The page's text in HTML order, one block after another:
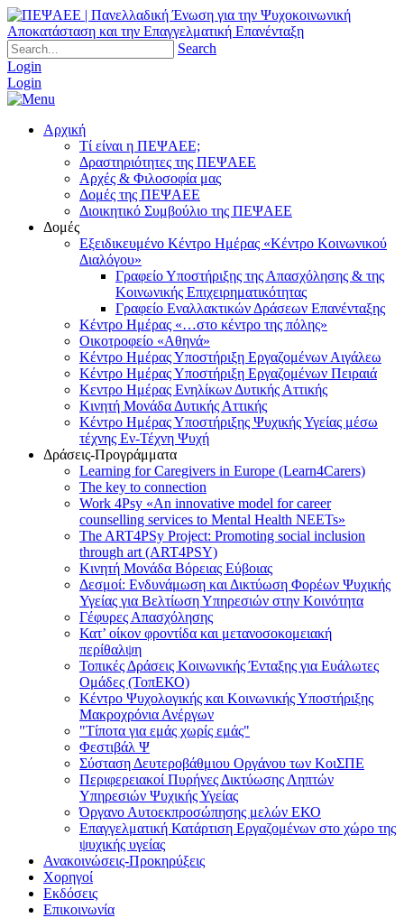
Search
Login
Login
Αρχική
Τί είναι η ΠΕΨΑΕΕ;
Δραστηριότητες της ΠΕΨΑΕΕ
Αρχές & Φιλοσοφία μας
Δομές της ΠΕΨΑΕΕ
Διοικητικό Συμβούλιο της ΠΕΨΑΕΕ
Δομές
Εξειδικευμένο Κέντρο Ημέρας «Κέντρο Κοινωνικού
Διαλόγου»
Γραφείο Υποστήριξης της Απασχόλησης & της
Κοινωνικής Επιχειρηματικότητας
Γραφείο Εναλλακτικών Δράσεων Επανένταξης
Κέντρο Ημέρας «…στο κέντρο της πόλης»
Οικοτροφείο «Αθηνά»
Κέντρο Ημέρας Υποστήριξη Eργαζομένων Αιγάλεω
Κέντρο Ημέρας Υποστήριξη Eργαζομένων Πειραιά
Κεντρο Ημέρας Ενηλίκων Δυτικής Αττικής
Κινητή Μονάδα Δυτικής Αττικής
Κέντρο Ημέρας Υποστήριξης Ψυχικής Υγείας μέσω
τέχνης Εν-Τέχνη Ψυχή
Δράσεις-Προγράμματα
Learning for Caregivers in Europe (Learn4Carers)
Τhe key to connection
Work 4Psy «An innovative model for career
counselling services to Mental Health NEETs»
The ART4PSy Project: Promoting social inclusion
through art (ART4PSY)
Κινητή Μονάδα Βόρειας Εύβοιας
Δεσμοί: Ενδυνάμωση και Δικτύωση Φορέων Ψυχικής
Υγείας για Βελτίωση Υπηρεσιών στην Κοινότητα
Γέφυρες Απασχόλησης
Κατ’ οίκον φροντίδα και μετανοσοκομειακή
περίθαλψη
Τοπικές Δράσεις Κοινωνικής Ένταξης για Ευάλωτες
Ομάδες (ΤοπΕΚΟ)
Κέντρο Ψυχολογικής και Κοινωνικής Υποστήριξης
Μακροχρόνια Ανέργων
"Τίποτα για εμάς χωρίς εμάς"
Φεστιβάλ Ψ
Σύσταση Δευτεροβάθμιου Οργάνου των ΚοιΣΠΕ
Περιφερειακοί Πυρήνες Δικτύωσης Ληπτών
Υπηρεσιών Ψυχικής Υγείας
Όργανο Αυτοεκπροσώπησης μελών ΕΚΟ
Επαγγελματική Κατάρτιση Εργαζομένων στο χώρο της
ψυχικής υγείας
Ανακοινώσεις-Προκηρύξεις
Χορηγοί
Εκδόσεις
Επικοινωνία